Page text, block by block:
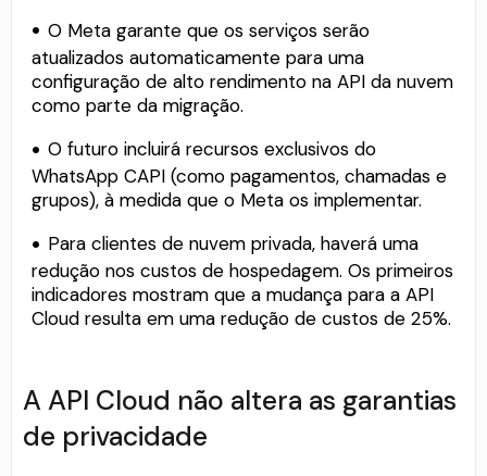
O Meta garante que os serviços serão
atualizados automaticamente para uma
configuração de alto rendimento na API da nuvem
como parte da migração.
O futuro incluirá recursos exclusivos do
WhatsApp CAPI (como pagamentos, chamadas e
grupos), à medida que o Meta os implementar.
Para clientes de nuvem privada, haverá uma
redução nos custos de hospedagem. Os primeiros
indicadores mostram que a mudança para a API
Cloud resulta em uma redução de custos de 25%.
A API Cloud não altera as garantias
de privacidade